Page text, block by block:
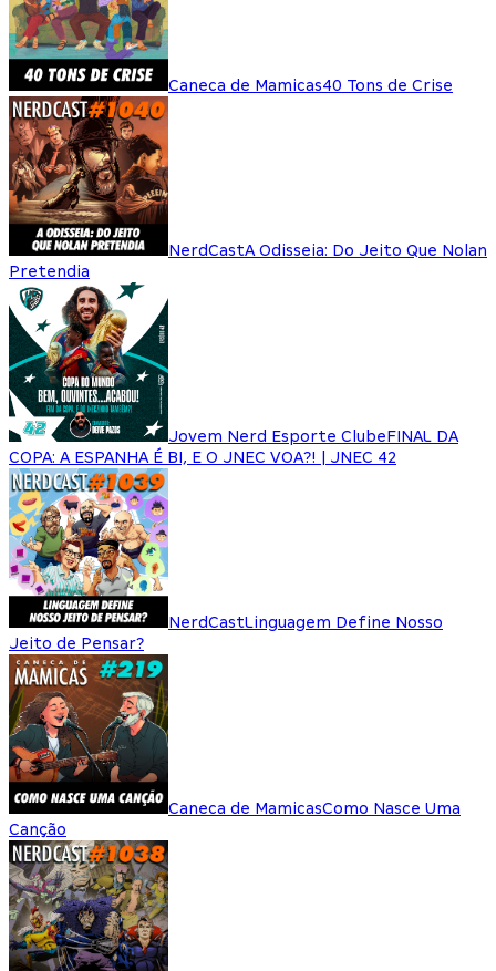
Caneca de Mamicas40 Tons de Crise
NerdCastA Odisseia: Do Jeito Que Nolan
Pretendia
Jovem Nerd Esporte ClubeFINAL DA
COPA: A ESPANHA É BI, E O JNEC VOA?! | JNEC 42
NerdCastLinguagem Define Nosso
Jeito de Pensar?
Caneca de MamicasComo Nasce Uma
Canção